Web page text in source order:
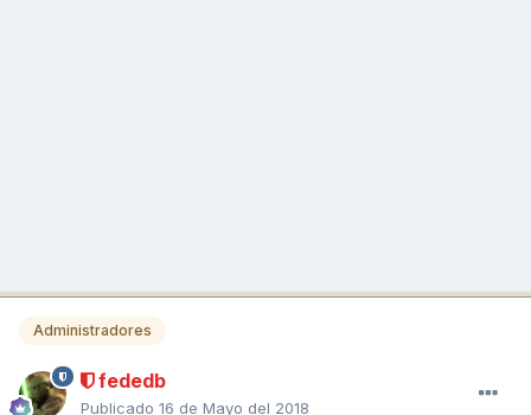
Administradores
fededb
Publicado 16 de Mayo del 2018